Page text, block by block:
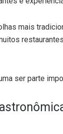
mais
ser parte